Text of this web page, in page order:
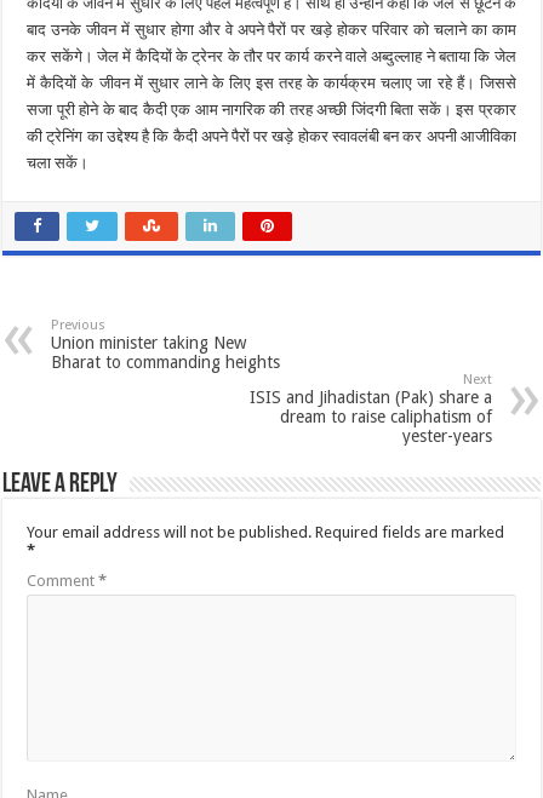
बाद उनके जीवन में सुधार होगा और वे अपने पैरों पर खड़े होकर परिवार को चलाने का काम
कर सकेंगे। जेल में कैदियों के ट्रेनर के तौर पर कार्य करने वाले अब्दुल्लाह ने बताया कि जेल
में कैदियों के जीवन में सुधार लाने के लिए इस तरह के कार्यक्रम चलाए जा रहे हैं। जिससे
सजा पूरी होने के बाद कैदी एक आम नागरिक की तरह अच्छी जिंदगी बिता सकें। इस प्रकार
की ट्रेनिंग का उद्देश्य है कि कैदी अपने पैरों पर खड़े होकर स्वावलंबी बन कर अपनी आजीविका
चला सकें।
Previous
Union minister taking New
Bharat to commanding heights
Next
ISIS and Jihadistan (Pak) share a
dream to raise caliphatism of
yester-years
Leave a Reply
Your email address will not be published. Required fields are marked
*
Comment*